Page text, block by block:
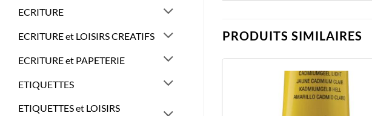
ECRITURE
ECRITURE et LOISIRS CREATIFS
ECRITURE et PAPETERIE
ETIQUETTES
ETIQUETTES et LOISIRS
PRODUITS SIMILAIRES